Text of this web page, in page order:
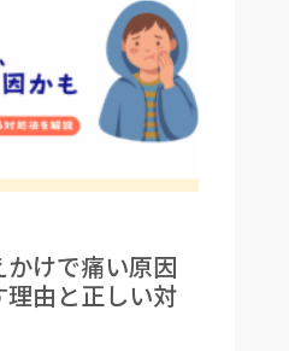
けで痛い原因
理由と正しい対